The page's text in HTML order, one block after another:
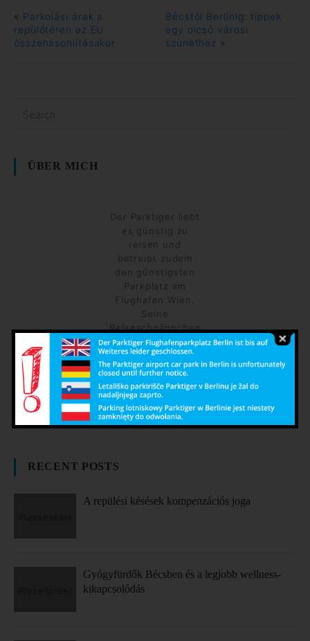
« Parkolási árak a
repülőtéren az EU
összehasonlításakor
Bécstől Berlinig: tippek
egy olcsó városi
szünethez »
ÜBER MICH
Der Parktiger liebt
es günstig zu
reisen und
betreibt zudem
den günstigsten
Parkplatz am
Flughafen Wien.
Seine
Reiseschnäppchen
teilt er auf diesem
Blog mit Euch.
Facebook
Twitter
Instagram
RECENT POSTS
A repülési késések kompenzációs joga
Gyógyfürdők Bécsben és a legjobb wellness-
kikapcsolódás